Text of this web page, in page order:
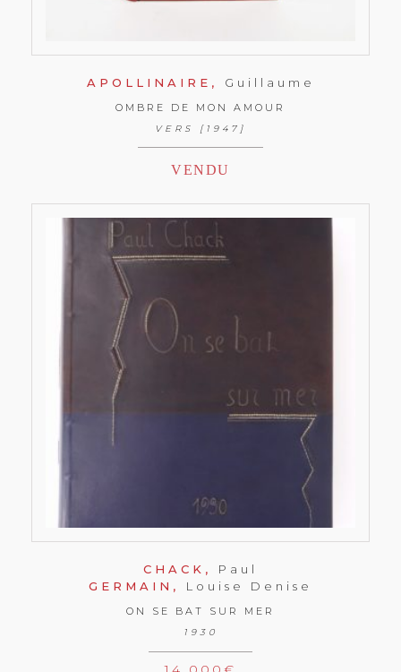
APOLLINAIRE, Guillaume
OMBRE DE MON AMOUR
VERS [1947]
VENDU
CHACK, Paul
GERMAIN, Louise Denise
ON SE BAT SUR MER
1930